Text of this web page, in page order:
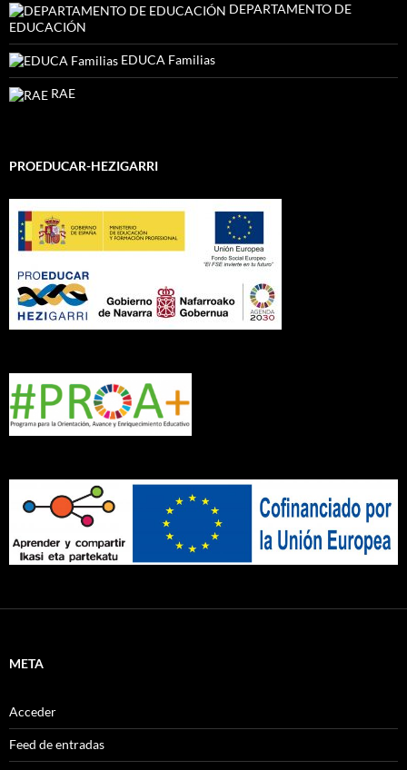
DEPARTAMENTO DE
EDUCACIÓN
EDUCA Familias
RAE
PROEDUCAR-HEZIGARRI
META
Acceder
Feed de entradas